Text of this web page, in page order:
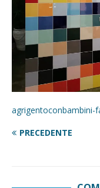
agrigentoconbambini-
PRECEDENTE